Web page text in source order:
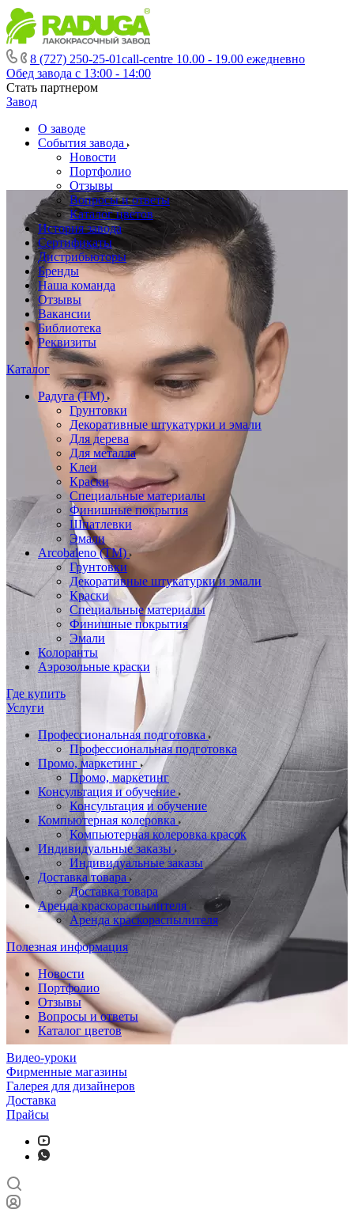
8 (727) 250-25-01call-centre 10.00 - 19.00 ежедневно
Обед завода с 13:00 - 14:00
Стать партнером
Завод
О заводе
События завода
Новости
Портфолио
Отзывы
Вопросы и ответы
Каталог цветов
История завода
Сертификаты
Дистрибьюторы
Бренды
Наша команда
Отзывы
Вакансии
Библиотека
Реквизиты
Каталог
Радуга (ТМ)
Грунтовки
Декоративные штукатурки и эмали
Для дерева
Для металла
Клеи
Краски
Специальные материалы
Финишные покрытия
Шпатлевки
Эмали
Arcobaleno (ТМ)
Грунтовки
Декоративные штукатурки и эмали
Краски
Специальные материалы
Финишные покрытия
Эмали
Колоранты
Аэрозольные краски
Где купить
Услуги
Профессиональная подготовка
Профессиональная подготовка
Промо, маркетинг
Промо, маркетинг
Консультация и обучение
Консультация и обучение
Компьютерная колеровка
Компьютерная колеровка красок
Индивидуальные заказы
Индивидуальные заказы
Доставка товара
Доставка товара
Аренда краскораспылителя
Аренда краскораспылителя
Полезная информация
Новости
Портфолио
Отзывы
Вопросы и ответы
Каталог цветов
Видео-уроки
Фирменные магазины
Галерея для дизайнеров
Доставка
Прайсы